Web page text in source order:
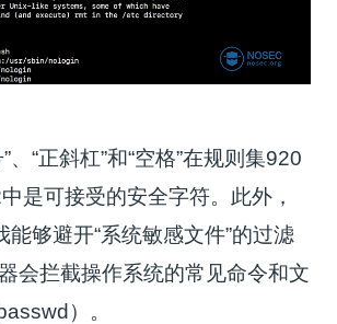
、“正斜杠”和“空格”在规则集920
是可接受的安全字符。此外，
能够避开“系统敏感文件”的过滤
会拦截操作系统的常见命令和文
）。